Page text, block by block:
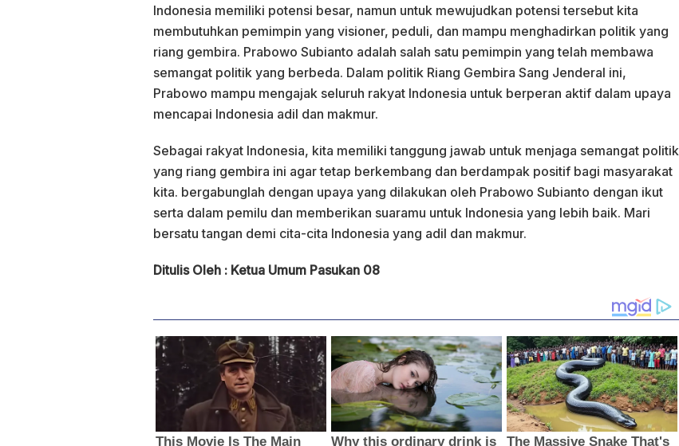
Indonesia memiliki potensi besar, namun untuk mewujudkan potensi tersebut kita
membutuhkan pemimpin yang visioner, peduli, dan mampu menghadirkan politik yang
riang gembira. Prabowo Subianto adalah salah satu pemimpin yang telah membawa
semangat politik yang berbeda. Dalam politik Riang Gembira Sang Jenderal ini,
Prabowo mampu mengajak seluruh rakyat Indonesia untuk berperan aktif dalam upaya
mencapai Indonesia adil dan makmur.
Sebagai rakyat Indonesia, kita memiliki tanggung jawab untuk menjaga semangat politik
yang riang gembira ini agar tetap berkembang dan berdampak positif bagi masyarakat
kita. bergabunglah dengan upaya yang dilakukan oleh Prabowo Subianto dengan ikut
serta dalam pemilu dan memberikan suaramu untuk Indonesia yang lebih baik. Mari
bersatu tangan demi cita-cita Indonesia yang adil dan makmur.
Ditulis Oleh : Ketua Umum Pasukan 08